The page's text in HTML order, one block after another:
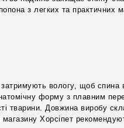
з легких та практичних
вологу, щоб
форму з плавним
тварини. Довжина виробу
магазину Хорсіпет